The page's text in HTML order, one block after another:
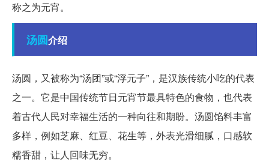
称之为元宵。
汤圆介绍
汤圆，又被称为“汤团”或“浮元子”，是汉族传统小吃的代表
之一。它是中国传统节日元宵节最具特色的食物，也代表
着古代人民对幸福生活的一种向往和期盼。汤圆馅料丰富
多样，例如芝麻、红豆、花生等，外表光滑细腻，口感软
糯香甜，让人回味无穷。